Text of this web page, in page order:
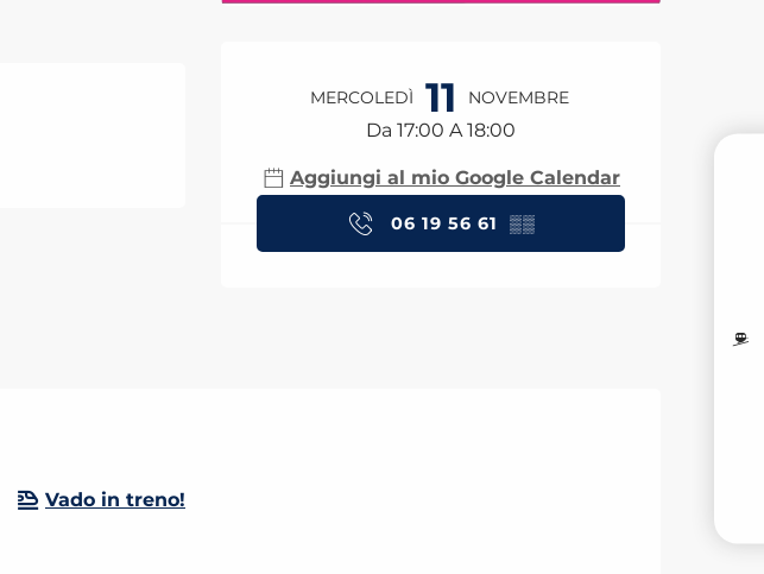
Orari e contatti
MERCOLEDÌ 11 NOVEMBRE
Da 17:00 A 18:00
Aggiungi al mio Google Calendar
06 19 56 61 ▒▒
Vado in treno!